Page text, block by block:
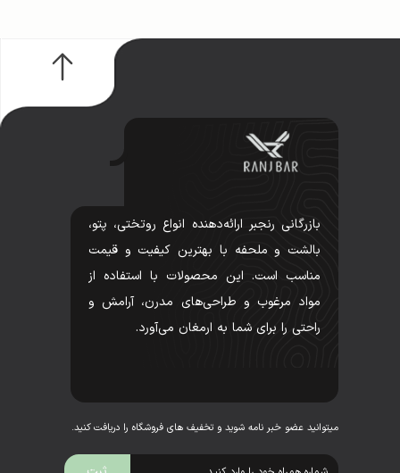
بازرگانی رنجبر ارائه‌دهنده انواع روتختی، پتو،
بالشت و ملحفه با بهترین کیفیت و قیمت
مناسب است. این محصولات با استفاده از
مواد مرغوب و طراحی‌های مدرن، آرامش و
راحتی را برای شما به ارمغان می‌آورد.
میتوانید عضو خبر نامه شوید و تخفیف های فروشگاه را دریافت کنید.